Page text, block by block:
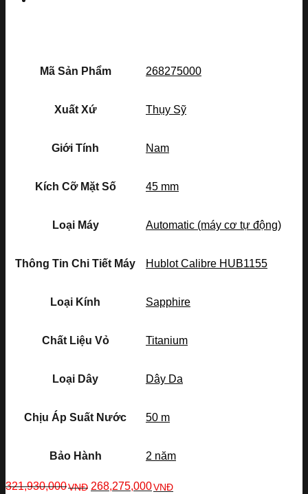
Mã Sản Phẩm 268275000
Xuất Xứ Thụy Sỹ
Giới Tính Nam
Kích Cỡ Mặt Số 45 mm
Loại Máy Automatic (máy cơ tự động)
Thông Tin Chi Tiết Máy Hublot Calibre HUB1155
Loại Kính Sapphire
Chất Liệu Vỏ Titanium
Loại Dây Dây Da
Chịu Áp Suất Nước 50 m
Bảo Hành 2 năm
321,930,000VNĐ 268,275,000VNĐ